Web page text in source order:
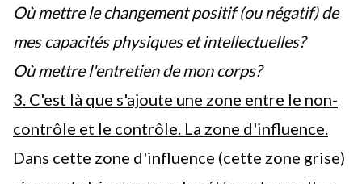
Où mettre le changement positif (ou négatif) de
mes capacités physiques et intellectuelles?
Où mettre l'entretien de mon corps?
3. C'est là que s'ajoute une zone entre le non-
contrôle et le contrôle. La zone d'influence.
Dans cette zone d'influence (cette zone grise)